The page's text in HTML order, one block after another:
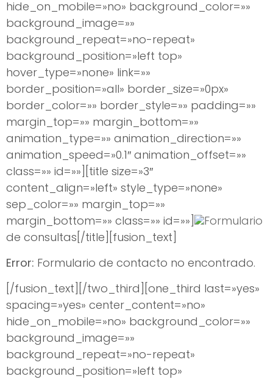
hide_on_mobile=»no» background_color=»»
background_image=»»
background_repeat=»no-repeat»
background_position=»left top»
hover_type=»none» link=»»
border_position=»all» border_size=»0px»
border_color=»» border_style=»» padding=»»
margin_top=»» margin_bottom=»»
animation_type=»» animation_direction=»»
animation_speed=»0.1″ animation_offset=»»
class=»» id=»»][title size=»3″
content_align=»left» style_type=»none»
sep_color=»» margin_top=»»
margin_bottom=»» class=»» id=»»]
Formulario
de consultas[/title][fusion_text]
Error: Formulario de contacto no encontrado.
[/fusion_text][/two_third][one_third last=»yes»
spacing=»yes» center_content=»no»
hide_on_mobile=»no» background_color=»»
background_image=»»
background_repeat=»no-repeat»
background_position=»left top»